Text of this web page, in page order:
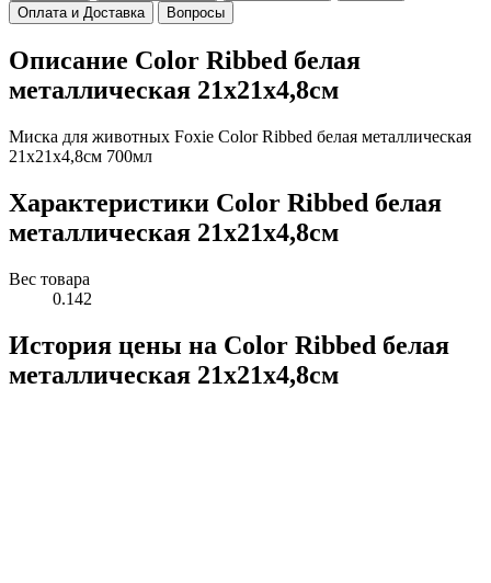
Оплата и Доставка
Вопросы
Описание Color Ribbed белая
металлическая 21х21х4,8cм
Миска для животных Foxie Color Ribbed белая металлическая
21х21х4,8cм 700мл
Характеристики Color Ribbed белая
металлическая 21х21х4,8cм
Вес товара
0.142
История цены на Color Ribbed белая
металлическая 21х21х4,8cм